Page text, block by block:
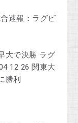
速報：ラグビ
大で決勝 ラグ
12 26 関東大
勝利